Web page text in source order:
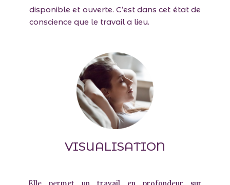
disponible et ouverte. C’est dans cet état de
conscience que le travail a lieu.
VISUALISATION